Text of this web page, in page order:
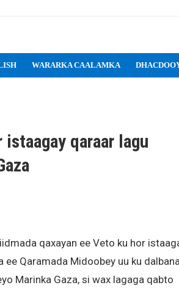
WARARKA CAALAMKA
istaagay qaraar lagu
qaxayan ee Veto ku hor
Qaramada Midoobey uu ku
Marinka Gaza, si wax lagaga qabto